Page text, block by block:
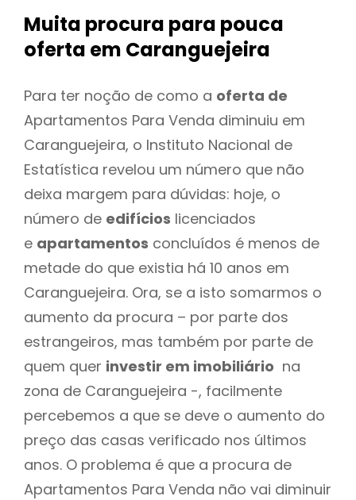
Muita procura para pouca
oferta em Caranguejeira
Para ter noção de como a oferta de
Apartamentos Para Venda diminuiu em
Caranguejeira, o Instituto Nacional de
Estatística revelou um número que não
deixa margem para dúvidas: hoje, o
número de edifícios licenciados
e apartamentos concluídos é menos de
metade do que existia há 10 anos em
Caranguejeira. Ora, se a isto somarmos o
aumento da procura – por parte dos
estrangeiros, mas também por parte de
quem quer investir em imobiliário na
zona de Caranguejeira -, facilmente
percebemos a que se deve o aumento do
preço das casas verificado nos últimos
anos. O problema é que a procura de
Apartamentos Para Venda não vai diminuir